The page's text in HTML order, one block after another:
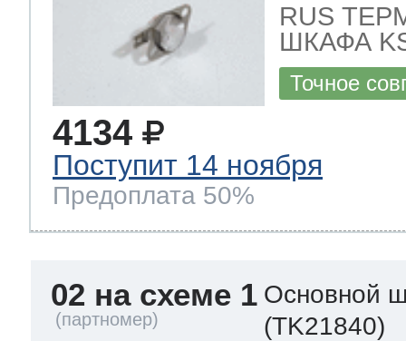
RUS
ШКАФА
Точное
4134
Поступит 14 ноября
Предоплата 50%
02 на схеме 1 Основной
(TK21840)